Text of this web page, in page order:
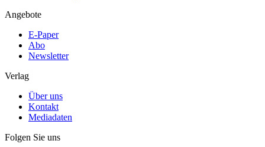
Angebote
E-Paper
Abo
Newsletter
Verlag
Über uns
Kontakt
Mediadaten
Folgen Sie uns